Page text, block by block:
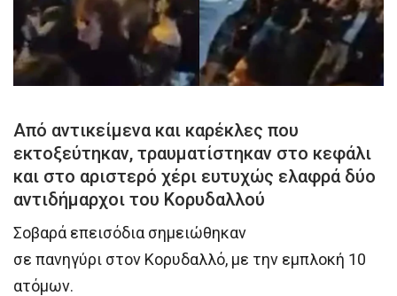
Από αντικείμενα και καρέκλες που
εκτοξεύτηκαν, τραυματίστηκαν στο κεφάλι
και στο αριστερό χέρι ευτυχώς ελαφρά δύο
αντιδήμαρχοι του Κορυδαλλού
Σοβαρά επεισόδια σημειώθηκαν
σε πανηγύρι στον Κορυδαλλό, με την εμπλοκή 10
ατόμων.